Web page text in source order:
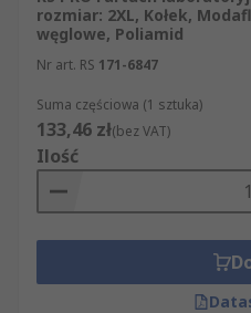
rozmiar: 2XL, Kołek,
węglowe, Poliamid
Nr art. RS 171-6847
Suma częściowa (1 sztuka)
133,46 zł(bez VAT)
Ilość